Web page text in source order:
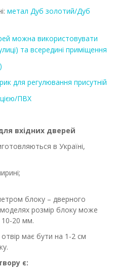
метал Дуб золотий/Дуб
можна використовувати
та всередині приміщення
для регулювання присутній
ПВХ
вхідних дверей
в Україні,
блоку – дверного
розмір блоку може
10-20 мм.
має бути на 1-2 см
є: